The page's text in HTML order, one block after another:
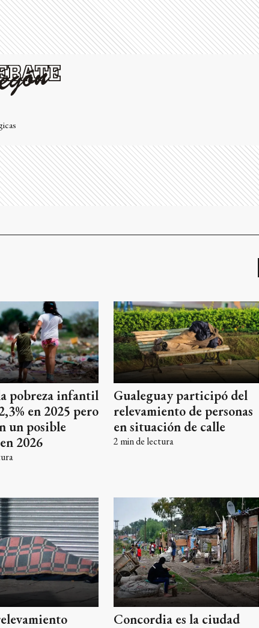
pobreza infantil
en 2025 pero
un posible
2026
Gualeguay participó del
relevamiento de personas
en situación de calle
2 min de lectura
Concordia es la ciudad